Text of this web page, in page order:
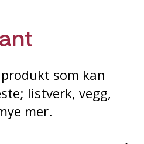
som kan
listverk, vegg,
mer.